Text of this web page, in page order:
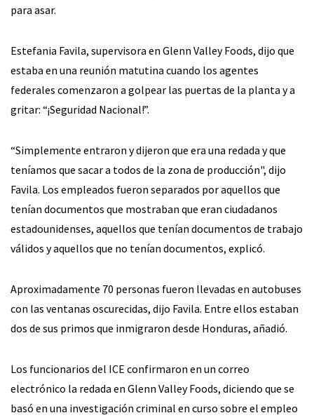
para asar.
Estefania Favila, supervisora en Glenn Valley Foods, dijo que
estaba en una reunión matutina cuando los agentes
federales comenzaron a golpear las puertas de la planta y a
gritar: “¡Seguridad Nacional!”.
“Simplemente entraron y dijeron que era una redada y que
teníamos que sacar a todos de la zona de producción", dijo
Favila. Los empleados fueron separados por aquellos que
tenían documentos que mostraban que eran ciudadanos
estadounidenses, aquellos que tenían documentos de trabajo
válidos y aquellos que no tenían documentos, explicó.
Aproximadamente 70 personas fueron llevadas en autobuses
con las ventanas oscurecidas, dijo Favila. Entre ellos estaban
dos de sus primos que inmigraron desde Honduras, añadió.
Los funcionarios del ICE confirmaron en un correo
electrónico la redada en Glenn Valley Foods, diciendo que se
basó en una investigación criminal en curso sobre el empleo